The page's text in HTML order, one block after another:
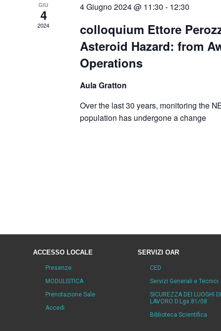
GIU
4
2024
4 Giugno 2024 @ 11:30 - 12:30
colloquium Ettore
Asteroid Hazard: from
Operations
Aula Gratton
Over the last 30 years, monitoring the
population has undergone a change
ACCESSO LOCALE
Presenze
MODULISTICA
Prenotazione Sale
Accedi
SERVIZI OAR
CED
Servizi Generali e Tecnici
SICUREZZA DEI LUOGHI DI
LAVORO D.Lgs 81/08
Biblioteca Scientifica